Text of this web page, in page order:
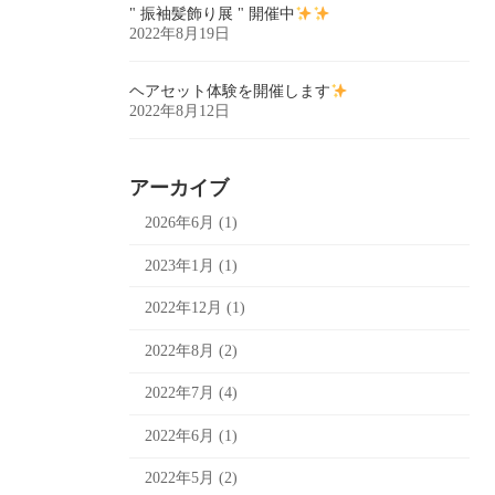
" 振袖髪飾り展 " 開催中
2022年8月19日
ヘアセット体験を開催します
2022年8月12日
アーカイブ
2026年6月 (1)
2023年1月 (1)
2022年12月 (1)
2022年8月 (2)
2022年7月 (4)
2022年6月 (1)
2022年5月 (2)